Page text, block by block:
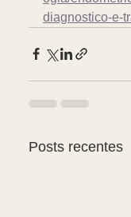
diagnostico-e-
Posts recentes